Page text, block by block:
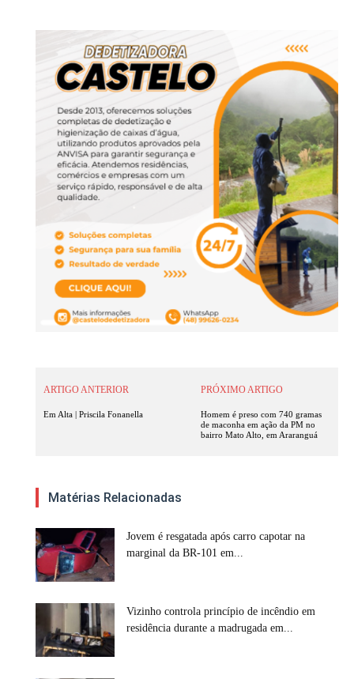
ARTIGO ANTERIOR
Em Alta | Priscila Fonanella
PRÓXIMO ARTIGO
Homem é preso com 740 gramas
de maconha em ação da PM no
bairro Mato Alto, em Araranguá
Matérias Relacionadas
Jovem é resgatada após carro capotar na
marginal da BR-101 em...
Vizinho controla princípio de incêndio em
residência durante a madrugada em...